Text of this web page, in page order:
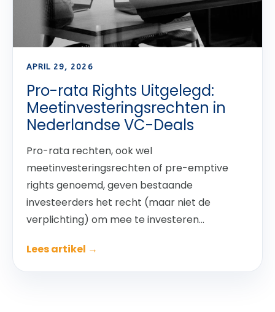
APRIL 29, 2026
Pro-rata Rights Uitgelegd:
Meetinvesteringsrechten in
Nederlandse VC-Deals
Pro-rata rechten, ook wel
meetinvesteringsrechten of pre-emptive
rights genoemd, geven bestaande
investeerders het recht (maar niet de
verplichting) om mee te investeren...
Lees artikel →